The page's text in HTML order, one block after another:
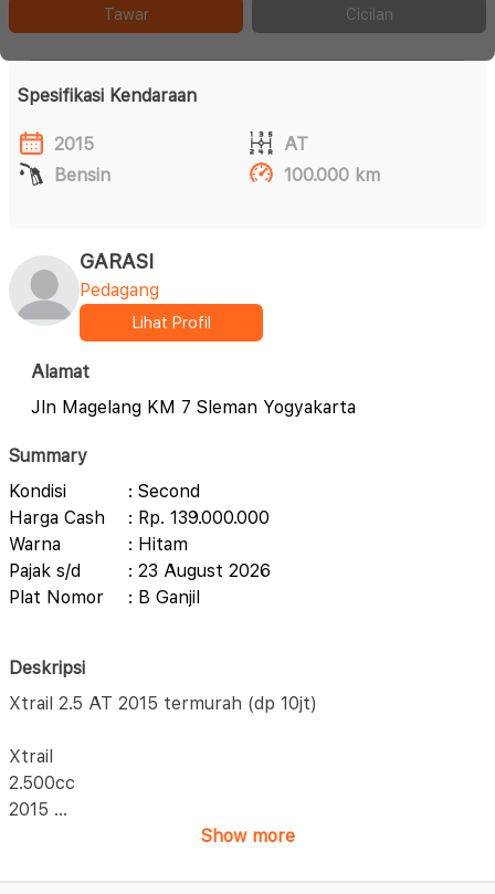
Tawar Cicilan
Spesifikasi Kendaraan
2015
AT
Bensin
100.000 km
GARASI
Pedagang
Lihat Profil
Alamat
Jln Magelang KM 7 Sleman Yogyakarta
Summary
Kondisi
: Second
Harga Cash
: Rp. 139.000.000
Warna
: Hitam
Pajak s/d
: 23 August 2026
Plat Nomor
: B Ganjil
Deskripsi
Xtrail 2.5 AT 2015 termurah (dp 10jt)
Xtrail
2.500cc
2015 ...
Show more